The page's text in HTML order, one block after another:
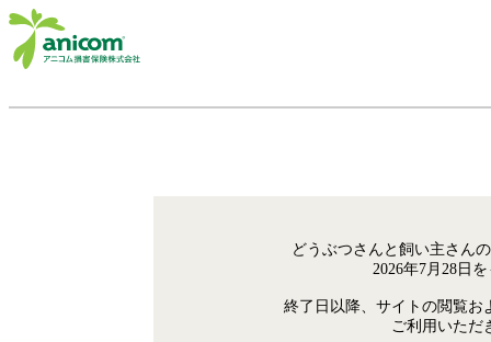
どうぶつさんと飼い主さん
2026年7月28日
終了日以降、サイトの閲覧お
ご利用いただ